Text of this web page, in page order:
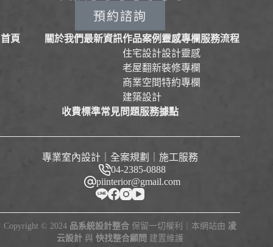
預約諮詢
首頁 關於我們最新資訊作品案例
住宅設計
老屋翻新
商業空間
建築設計
靈感專欄
設計靈感
裝修專欄
特約專欄
服務流程
收費標準常見問題服務據點
專業室內設計｜全案規劃｜施工服務
04-2385-0888
piinterior@gmail.com
Copyright © 2024 品系統設計整合 保留一切權利｜本網站由 凌
云設計 與快找整合顧問 建置維護